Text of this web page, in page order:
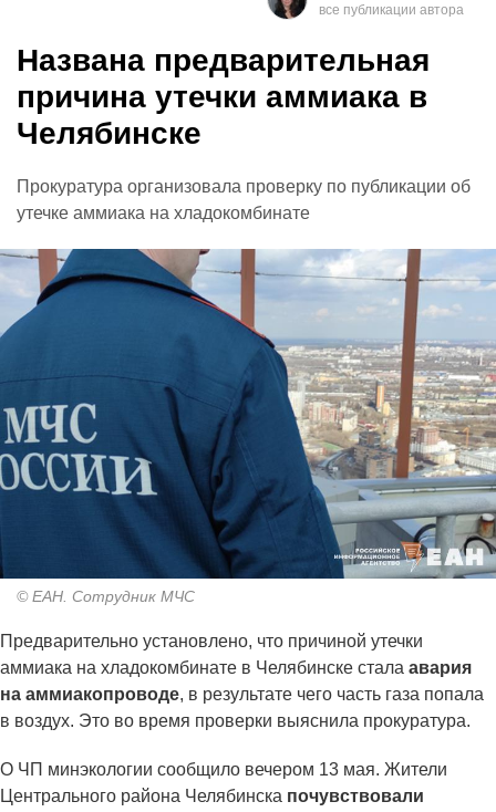
Названа предварительная
причина утечки аммиака в
Челябинске
Прокуратура организовала проверку по публикации об
утечке аммиака на хладокомбинате
© ЕАН. Сотрудник МЧС
Предварительно установлено, что причиной утечки
аммиака на хладокомбинате в Челябинске стала авария
на аммиакопроводе, в результате чего часть газа попала
в воздух. Это во время проверки выяснила прокуратура.
О ЧП минэкологии сообщило вечером 13 мая. Жители
Центрального района Челябинска почувствовали